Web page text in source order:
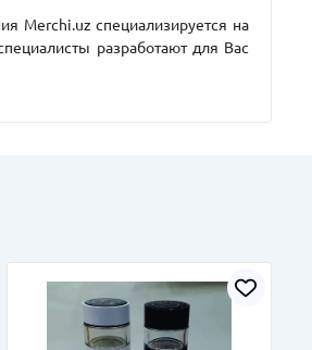
Merchi.uz специализируется на
разработают для Вас